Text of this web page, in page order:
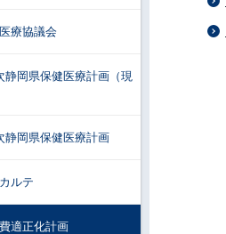
療協議会
静岡県保健医療計画（現
静岡県保健医療計画
ルテ
適正化計画